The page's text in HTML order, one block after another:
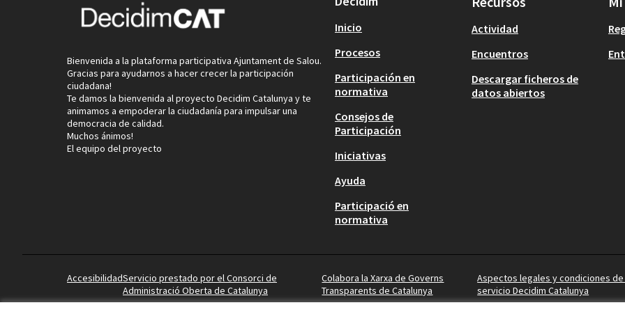
Bienvenida a la plataforma participativa Ajuntament de Salou.
Gracias para ayudarnos a hacer crecer la participación
ciudadana!
Te damos la bienvenida al proyecto Decidim Catalunya y te
animamos a empoderar la ciudadanía para impulsar una
democracia de calidad.
Muchos ánimos!
El equipo del proyecto
Inicio
Procesos
Participación en
normativa
Consejos de
Participación
Iniciativas
Ayuda
Participació en
normativa
Actividad
Encuentros
Descargar ficheros de
datos abiertos
AccesibilidadServicio prestado por el Consorci de
Administració Oberta de Catalunya
Colabora la Xarxa de Governs
Transparents de Catalunya
Aspectos legales y condiciones
servicio Decidim Catalunya